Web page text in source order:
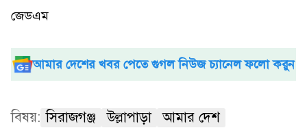
জেডএম
আমার দেশের খবর পেতে গুগল নিউজ চ্যানেল ফলো করুন
বিষয়: সিরাজগঞ্জ উল্লাপাড়া আমার দেশ